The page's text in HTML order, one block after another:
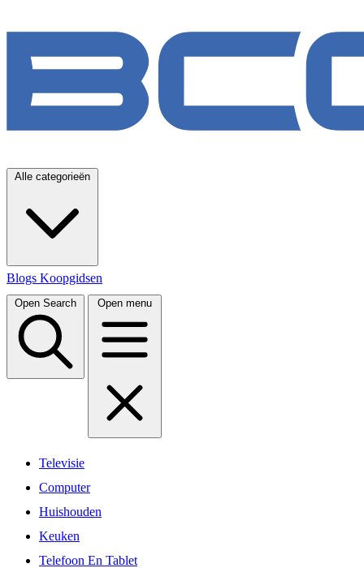
Alle categorieën
Blogs Koopgidsen
Open Search Open menu
Televisie
Computer
Huishouden
Keuken
Telefoon En Tablet